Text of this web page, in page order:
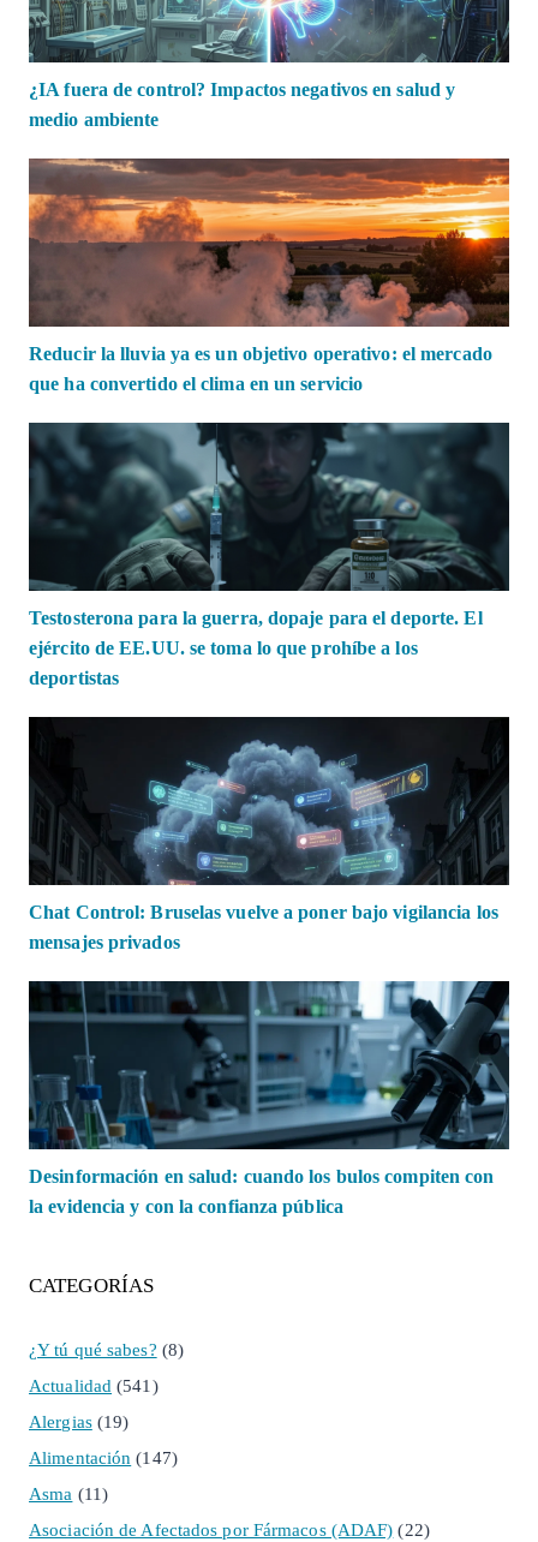
¿IA fuera de control? Impactos negativos en salud y
medio ambiente
Reducir la lluvia ya es un objetivo operativo: el mercado
que ha convertido el clima en un servicio
Testosterona para la guerra, dopaje para el deporte. El
ejército de EE.UU. se toma lo que prohíbe a los
deportistas
Chat Control: Bruselas vuelve a poner bajo vigilancia los
mensajes privados
Desinformación en salud: cuando los bulos compiten con
la evidencia y con la confianza pública
CATEGORÍAS
¿Y tú qué sabes? (8)
Actualidad (541)
Alergias(19)
Alimentación (147)
Asma (11)
Asociación de Afectados por Fármacos (ADAF) (22)